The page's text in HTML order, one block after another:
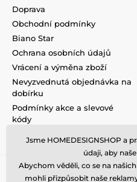
Doprava
Obchodní podmínky
Biano Star
Ochrana osobních údajů
Vrácení a výměna zboží
Nevyzvednutá objednávka na
dobírku
Podmínky akce a slevové
kódy
Jsme HOMEDESIGNSHOP a
údaji, aby
Abychom věděli, co se na
mohli přizpůsobit naše